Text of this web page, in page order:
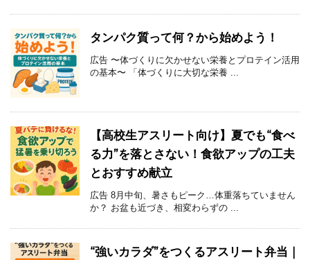
タンパク質って何？から始めよう！
広告 〜体づくりに欠かせない栄養とプロテイン活用
の基本〜 「体づくりに大切な栄養 ...
【高校生アスリート向け】夏でも“食べ
る力”を落とさない！食欲アップの工夫
とおすすめ献立
広告 8月中旬、暑さもピーク…体重落ちていません
か？ お盆も近づき、相変わらずの ...
“強いカラダ”をつくるアスリート弁当｜